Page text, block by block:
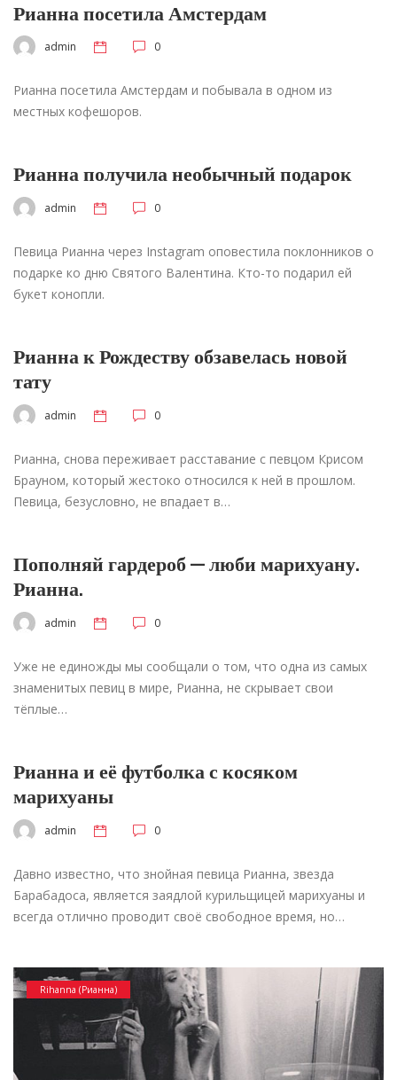
Рианна посетила Амстердам
admin 0
Рианна посетила Амстердам и побывала в одном из
местных кофешоров.
Рианна получила необычный подарок
admin 0
Певица Рианна через Instagram оповестила поклонников о
подарке ко дню Святого Валентина. Кто-то подарил ей
букет конопли.
Рианна к Рождеству обзавелась новой
тату
admin 0
Рианна, снова переживает расставание с певцом Крисом
Брауном, который жестоко относился к ней в прошлом.
Певица, безусловно, не впадает в…
Пополняй гардероб — люби марихуану.
Рианна.
admin 0
Уже не единожды мы сообщали о том, что одна из самых
знаменитых певиц в мире, Рианна, не скрывает свои
тёплые…
Рианна и её футболка с косяком
марихуаны
admin 0
Давно известно, что знойная певица Рианна, звезда
Барабадоса, является заядлой курильщицей марихуаны и
всегда отлично проводит своё свободное время, но…
Rihanna (Рианна)